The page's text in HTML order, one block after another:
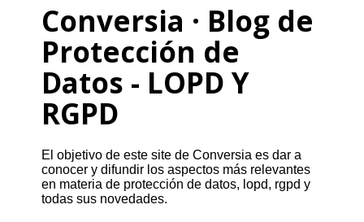
Conversia · Blog de
Protección de
Datos - LOPD Y
RGPD
El objetivo de este site de Conversia es dar a
conocer y difundir los aspectos más relevantes
en materia de protección de datos, lopd, rgpd y
todas sus novedades.